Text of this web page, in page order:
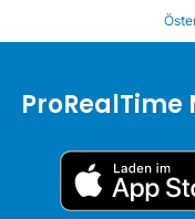
ProRealTime